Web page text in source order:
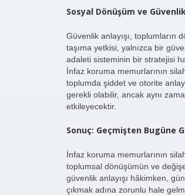
Sosyal Dönüşüm ve
Güvenlik anlayışı, toplumların
taşıma yetkisi, yalnızca bir
adaleti sisteminin bir stratejisi
İnfaz koruma memurlarının
toplumda şiddet ve otorite
gerekli olabilir, ancak aynı
etkileyecektir.
Sonuç: Geçmişten Bugüne
İnfaz koruma memurlarının
toplumsal dönüşümün ve
güvenlik anlayışı hâkimken,
çıkmak adına zorunlu hale